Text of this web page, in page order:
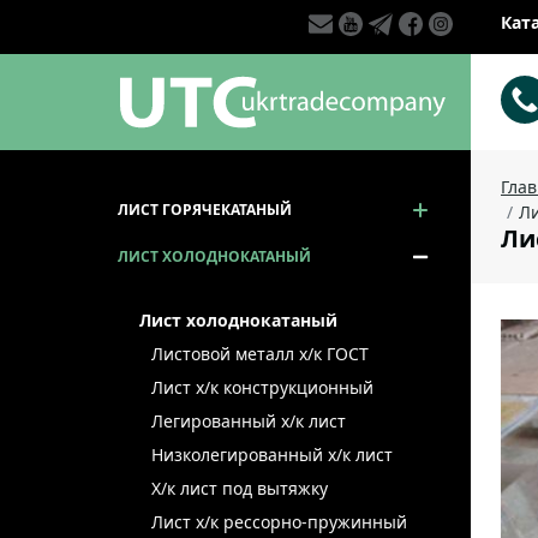
ЛИСТ ГОРЯЧЕКАТАНЫЙ
ЛИСТ ХОЛОДНОКАТАНЫЙ
Лист холоднокатаный
Листовой металл x/к ГОСТ
Лист х/к конструкционный
Легированный х/к лист
Низколегированный х/к лист
Х/к лист под вытяжку
Лист х/к рессорно-пружинный